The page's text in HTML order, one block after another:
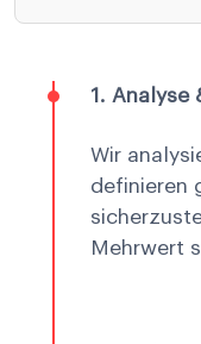
1. Analyse
Wir
definieren
Mehrwert